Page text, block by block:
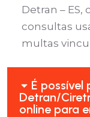
Detran –
consultas
multas
É
Detran/
online para